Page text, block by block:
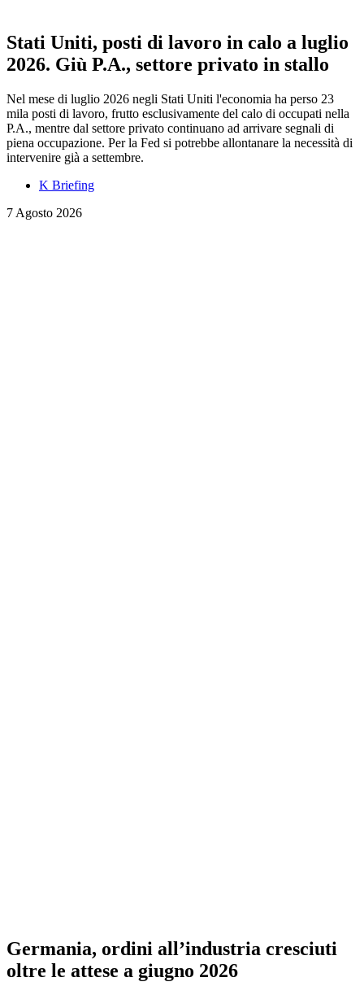
Stati Uniti, posti di lavoro in calo a luglio
2026. Giù P.A., settore privato in stallo
Nel mese di luglio 2026 negli Stati Uniti l'economia ha perso 23
mila posti di lavoro, frutto esclusivamente del calo di occupati nella
P.A., mentre dal settore privato continuano ad arrivare segnali di
piena occupazione. Per la Fed si potrebbe allontanare la necessità di
intervenire già a settembre.
K Briefing
7 Agosto 2026
Germania, ordini all’industria cresciuti
oltre le attese a giugno 2026